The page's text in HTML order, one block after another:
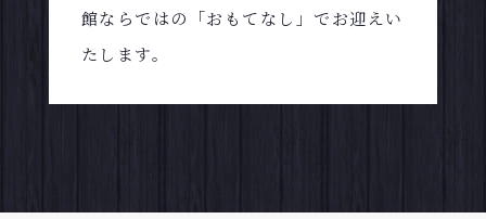
館ならではの「おもてなし」でお迎えい
たします。